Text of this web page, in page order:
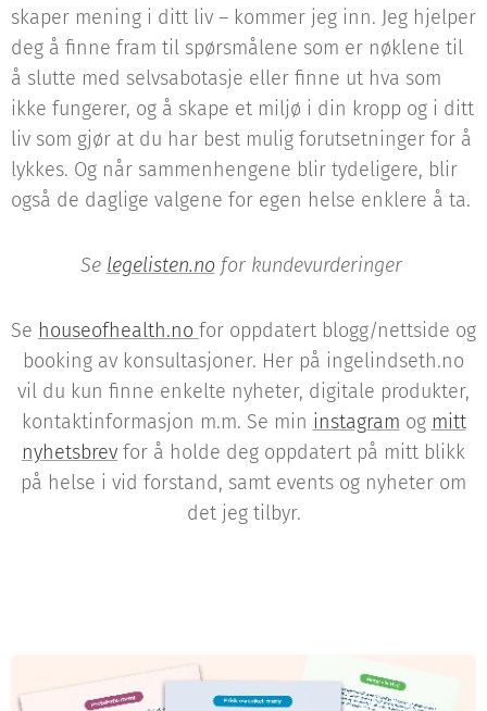
skaper mening i ditt liv – kommer jeg inn. Jeg hjelper
deg å finne fram til spørsmålene som er nøklene til
å slutte med selvsabotasje eller finne ut hva som
ikke fungerer, og å skape et miljø i din kropp og i ditt
liv som gjør at du har best mulig forutsetninger for å
lykkes. Og når sammenhengene blir tydeligere, blir
også de daglige valgene for egen helse enklere å ta.
Se legelisten.nofor kundevurderinger
Se houseofhealth.no for oppdatert blogg/nettside og
booking av konsultasjoner. Her på ingelindseth.no
vil du kun finne enkelte nyheter, digitale produkter,
kontaktinformasjon m.m. Se min instagram og mitt
nyhetsbrev for å holde deg oppdatert på mitt blikk
på helse i vid forstand, samt events og nyheter om
det jeg tilbyr.